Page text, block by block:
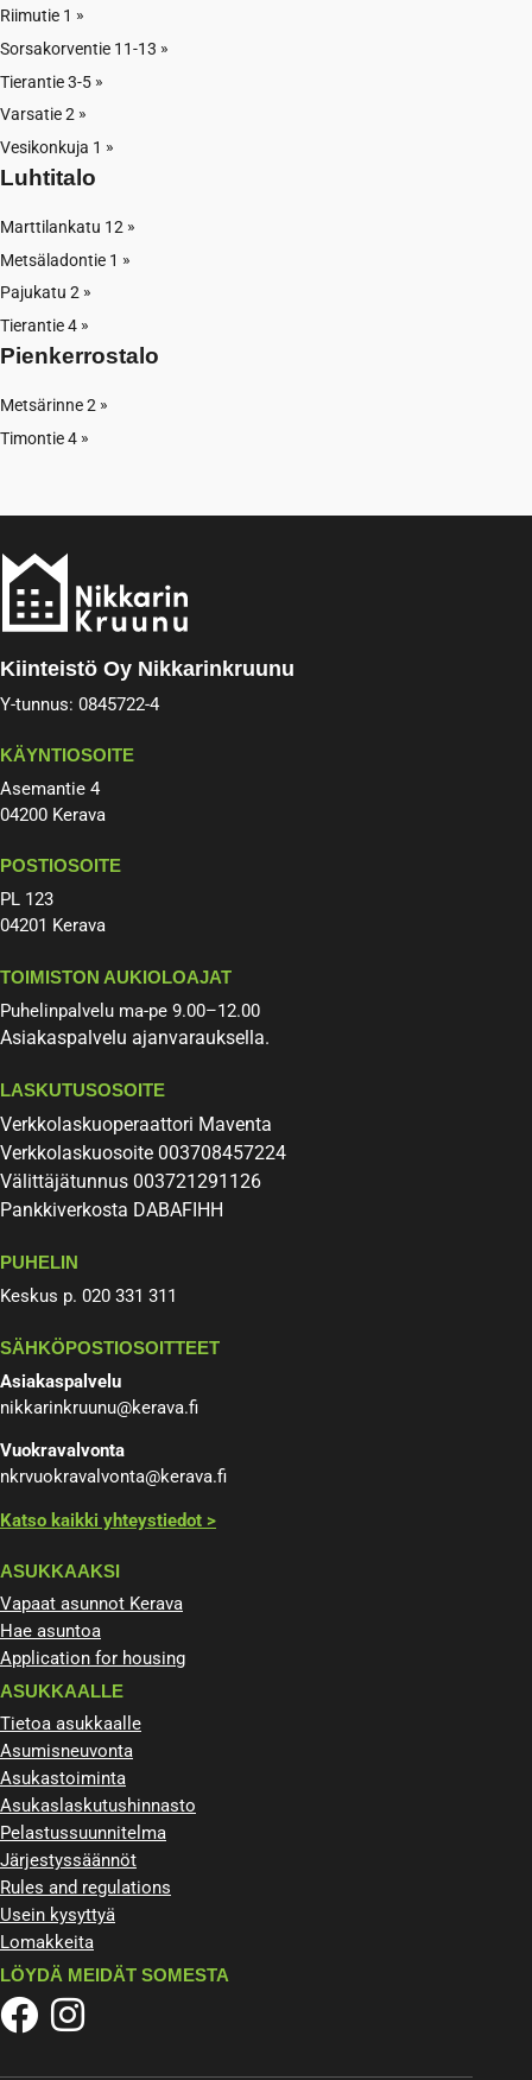
Riimutie 1
Sorsakorventie 11-13
Tierantie 3-5
Varsatie 2
Vesikonkuja 1
Luhtitalo
Marttilankatu 12
Metsäladontie 1
Pajukatu 2
Tierantie 4
Pienkerrostalo
Metsärinne 2
Timontie 4
Kiinteistö Oy Nikkarinkruunu
Y-tunnus: 0845722-4
KÄYNTIOSOITE
Asemantie 4
04200 Kerava​
POSTIOSOITE
PL 123
04201 Kerava
TOIMISTON AUKIOLOAJAT
Puhelinpalvelu ma-pe 9.00–12.00
Asiakaspalvelu ajanvarauksella.
LASKUTUSOSOITE
Verkkolaskuoperaattori Maventa
Verkkolaskuosoite 003708457224
Välittäjätunnus 003721291126
Pankkiverkosta DABAFIHH
PUHELIN
Keskus p. 020 331 311
SÄHKÖPOSTIOSOITTEET
Asiakaspalvelu
nikkarinkruunu@kerava.fi
Vuokravalvonta
nkrvuokravalvonta@kerava.fi
Katso kaikki yhteystiedot >
ASUKKAAKSI
Vapaat asunnot Kerava
Hae asuntoa
Application for housing
ASUKKAALLE
Tietoa asukkaalle
Asumisneuvonta
Asukastoiminta
Asukaslaskutushinnasto
Pelastussuunnitelma
Järjestyssäännöt
Rules and regulations
Usein kysyttyä
Lomakkeita
LÖYDÄ MEIDÄT SOMESTA